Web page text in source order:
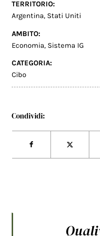
TERRITORIO:
Argentina, Stati Uniti
AMBITO:
Economia, Sistema IG
CATEGORIA:
Cibo
Condividi: